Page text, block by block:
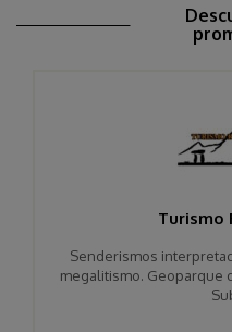
Turismo
Senderismos
megalitismo. Geoparque